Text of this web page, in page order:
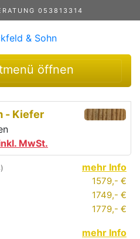
053813314
öffnen
- Kiefer
MwSt.
mehr Info
1579,- €
1749,- €
1779,- €
mehr Info